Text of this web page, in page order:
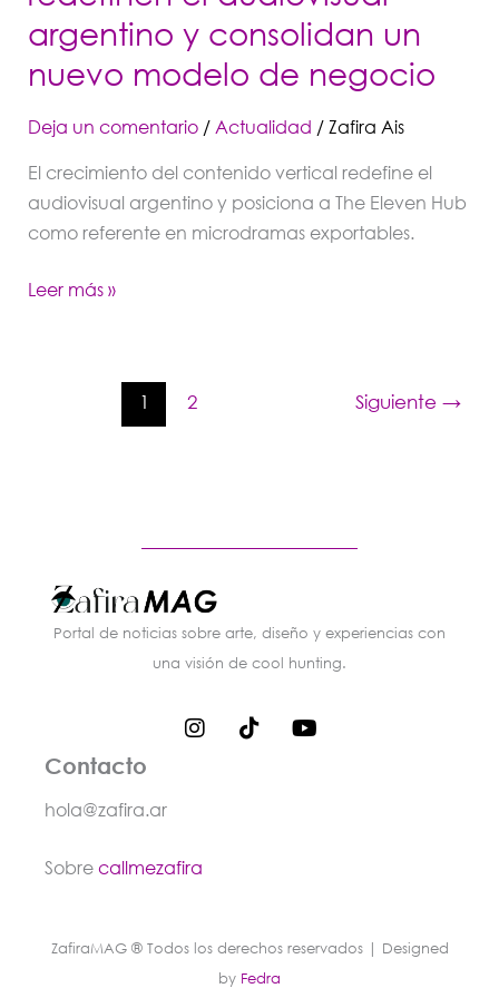
argentino y consolidan un
nuevo modelo de negocio
Deja un comentario / Actualidad / Zafira Ais
El crecimiento del contenido vertical redefine el
audiovisual argentino y posiciona a The Eleven Hub
como referente en microdramas exportables.
de
Leer más »
1 2 Siguiente →
Portal de noticias sobre arte, diseño y experiencias con
una visión de cool hunting.
I
n
a
T
i
Y
o
Contacto
hola@zafira.ar
Sobre callmezafira
ZafiraMAG ® Todos los derechos reservados | Designed
by Fedra